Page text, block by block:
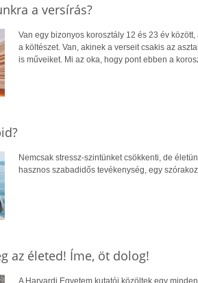
a versírás?
Van egy bizonyos korosztály 12 és 23 év
a költészet. Van, akinek a verseit csakis az
is műveiket. Mi az oka, hogy pont ebben a
Nemcsak stressz-szintünket csökkenti, de
hasznos szabadidős tevékenység, egy
az életed! Íme, öt dolog!
A Harvardi Egyetem kutatói közöltek egy